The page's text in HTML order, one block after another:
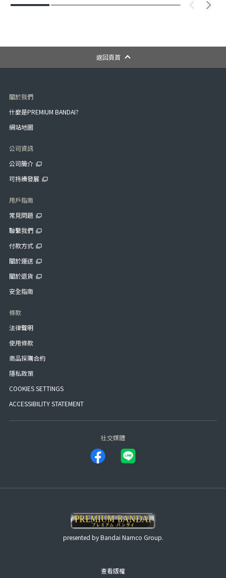
返回頁首
關於我們
什麼是PREMIUM BANDAI?
網站地圖
公司資訊
公司簡介
可持續發展
用戶指南
常見問題
聯繫我們
付款方式
關於運送
關於退貨
安全指南
條款
法律聲明
使用條款
商品採購合約
隱私政策
COOKIES SETTINGS
ACCESSIBILITY STATEMENT
社交媒體
presented by Bandai Namco Group.
查看版權